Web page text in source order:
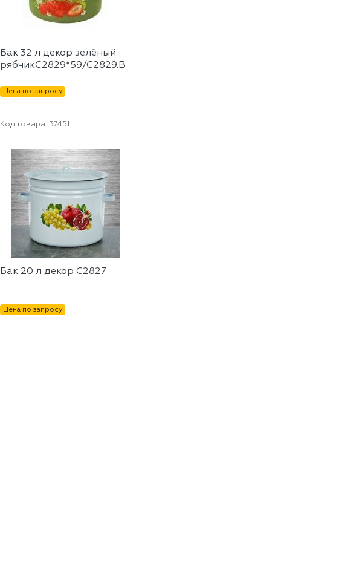
Бак 32 л декор зелёный
рябчикС2829*59/С2829.В
Цена по запросу
Код товара: 37451
Бак 20 л декор С2827
Цена по запросу